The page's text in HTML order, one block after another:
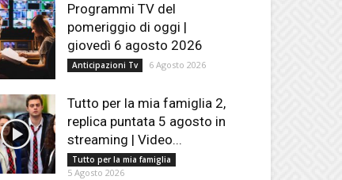
Programmi TV del
pomeriggio di oggi |
giovedì 6 agosto 2026
Anticipazioni Tv 6 Agosto 2026
Tutto per la mia famiglia 2,
replica puntata 5 agosto in
streaming | Video...
Tutto per la mia famiglia
5 Agosto 2026